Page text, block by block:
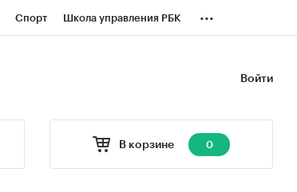
Спорт Школа управления РБК ...
Войти
В корзине 0